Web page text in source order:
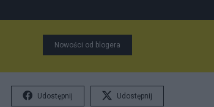
Nowości od blogera
Udostępnij Udostępnij